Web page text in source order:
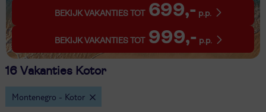
BEKIJK VAKANTIES TOT 699,- p.p.
BEKIJK VAKANTIES TOT 999,- p.p.
16 Vakanties Kotor
Montenegro - Kotor